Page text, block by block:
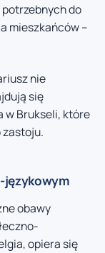
do
mieszkańców –
nie
się
w Brukseli, które
językowym
obawy
opiera się